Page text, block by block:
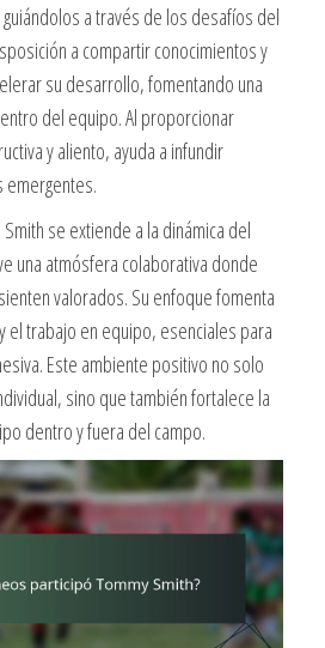
a través de los desafíos del
a compartir conocimientos y
su desarrollo, fomentando una
del equipo. Al proporcionar
y aliento, ayuda a infundir
emergentes.
se extiende a la dinámica del
una atmósfera colaborativa donde
valorados. Su enfoque fomenta
el trabajo en equipo, esenciales para
Este ambiente positivo no solo
sino que también fortalece la
dentro y fuera del campo.